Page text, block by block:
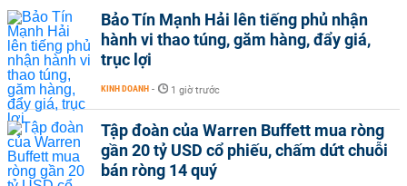
Bảo Tín Mạnh Hải lên tiếng phủ nhận
hành vi thao túng, găm hàng, đẩy giá,
trục lợi
KINH DOANH - 1 giờ trước
Tập đoàn của Warren Buffett mua ròng
gần 20 tỷ USD cổ phiếu, chấm dứt chuỗi
bán ròng 14 quý